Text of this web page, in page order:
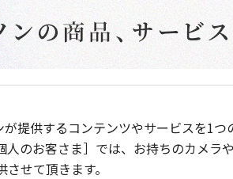
提供するコンテンツやサービスを1
人のお客さま］では、お持ちのカメ
せて頂きます。